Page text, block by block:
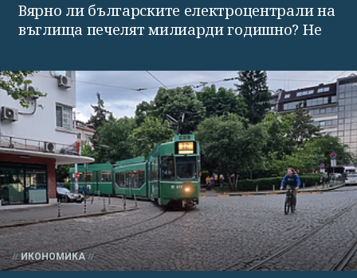
Вярно ли българските електроцентрали на
въглища печелят милиарди годишно? Не
ИКОНОМИКА